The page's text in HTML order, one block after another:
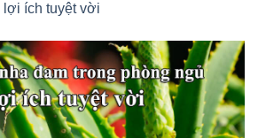
lợi ích tuyệt vời